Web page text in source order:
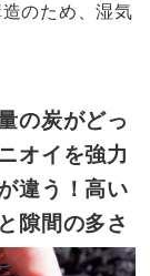
のため、湿気
の炭がどっ
オイを強力
違う！高い
隙間の多さ